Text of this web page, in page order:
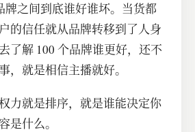
牌之间到底谁好谁坏。当货都
的信任就从品牌转移到了人身
了解 100 个品牌谁更好，还不
，就是相信主播就好。
力就是排序，就是谁能决定你
是什么。